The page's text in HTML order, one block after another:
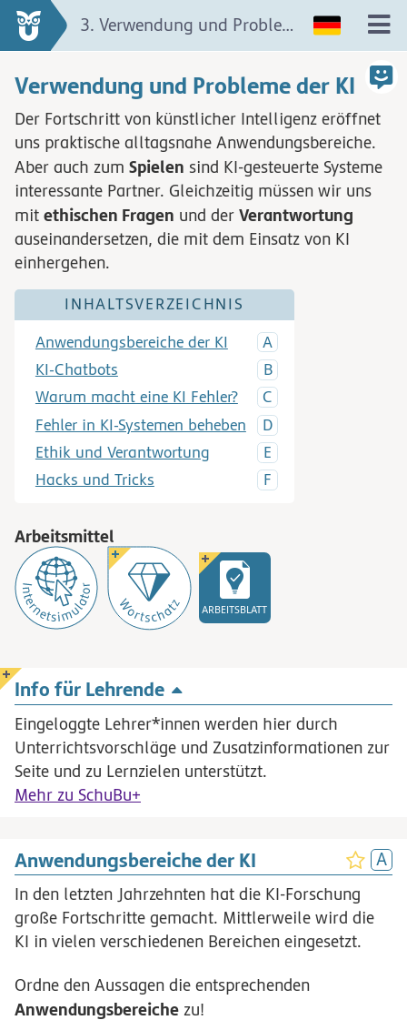
Verwendung und Probleme der KI
Der Fortschritt von künstlicher Intelligenz eröffnet
uns praktische alltagsnahe Anwendungsbereiche.
Aber auch zum Spielen sind KI-gesteuerte Systeme
interessante Partner. Gleichzeitig müssen wir uns
mit ethischen Fragen und der Verantwortung
auseinandersetzen, die mit dem Einsatz von KI
einhergehen.
INHALTSVERZEICHNIS
Anwendungsbereiche der KI
KI-Chatbots
Warum macht eine KI Fehler?
Fehler in KI-Systemen beheben
Ethik und Verantwortung
Hacks und Tricks
Arbeitsmittel
ARBEITSBLATT
Info für Lehrende
Eingeloggte Lehrer*innen werden hier durch
Unterrichtsvorschläge und Zusatzinformationen zur
Seite und zu Lernzielen unterstützt.
Mehr zu SchuBu+
Anwendungsbereiche der KI
In den letzten Jahrzehnten hat die KI-Forschung
große Fortschritte gemacht. Mittlerweile wird die
KI in vielen verschiedenen Bereichen eingesetzt.
Ordne den Aussagen die entsprechenden
Anwendungsbereiche zu!
3. Verwendung und Probleme der KI